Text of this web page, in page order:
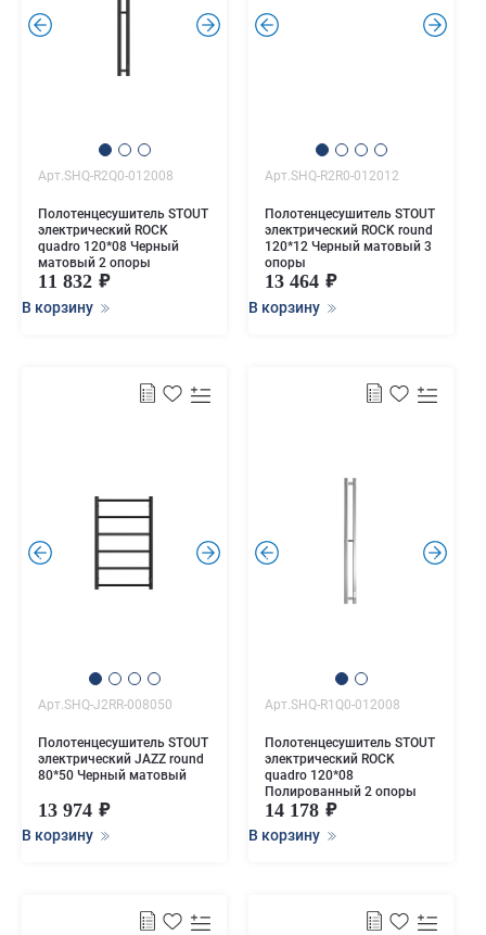
. .
Арт.SHQ-R2Q0-012008
Полотенцесушитель STOUT
электрический ROCK
quadro 120*08 Черный
матовый 2 опоры
11 832
В корзину
. .
Арт.SHQ-R2R0-012012
Полотенцесушитель STOUT
электрический ROCK round
120*12 Черный матовый 3
опоры
13 464
В корзину
. .
Арт.SHQ-J2RR-008050
Полотенцесушитель STOUT
электрический JAZZ round
80*50 Черный матовый
13 974
В корзину
. .
Арт.SHQ-R1Q0-012008
Полотенцесушитель STOUT
электрический ROCK
quadro 120*08
Полированный 2 опоры
14 178
В корзину